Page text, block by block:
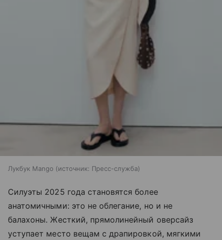
Лукбук Mango источник: Пресс-служба
Силуэты 2025 года становятся более
анатомичными: это не облегание, но и не
балахоны. Жесткий, прямолинейный оверсайз
уступает место вещам с драпировкой, мягкими